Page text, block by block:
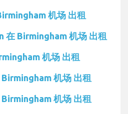
机场 出租
在 Birmingham 机场 出租
机场 出租
机场 出租
机场 出租